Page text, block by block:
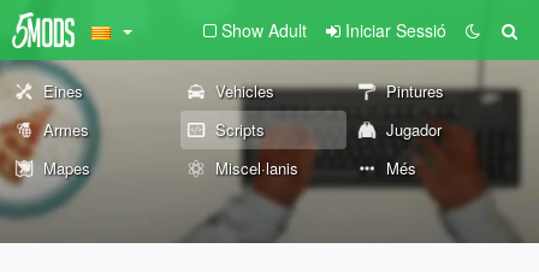
Show Adult Iniciar Sessió
Eines Vehicles
Pintures
Armes
Scripts
Jugador
Mapes
Miscel·lanis Més